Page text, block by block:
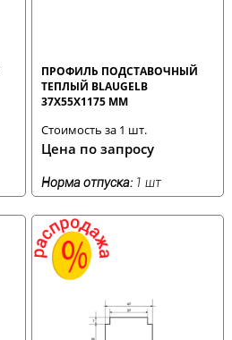
ПРОФИЛЬ ПОДСТАВОЧНЫЙ
ТЕПЛЫЙ BLAUGELB
37X55X1175 ММ
Стоимость за 1 шт.
Цена по запросу
Норма отпуска: 1 шт